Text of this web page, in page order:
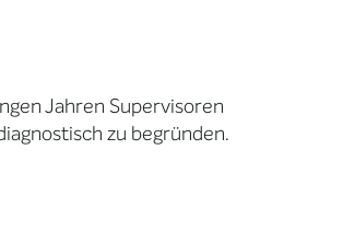
Jahren Supervisoren
zu begründen.